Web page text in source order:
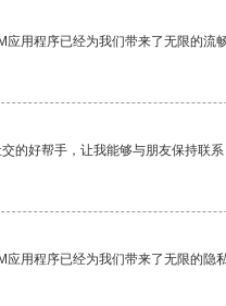
应用程序已经为我们带来了无限的流畅
的好帮手，让我能够与朋友保持联系
应用程序已经为我们带来了无限的隐